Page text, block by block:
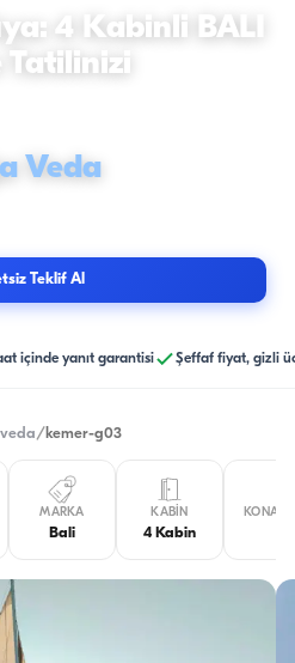
4 Kabinli BALI
Veda
Teklif Al
içinde yanıt garantisi Şeffaf fiyat, gizli
/kemer-g03
MARKA
Bali
KABIN
4 Kabin